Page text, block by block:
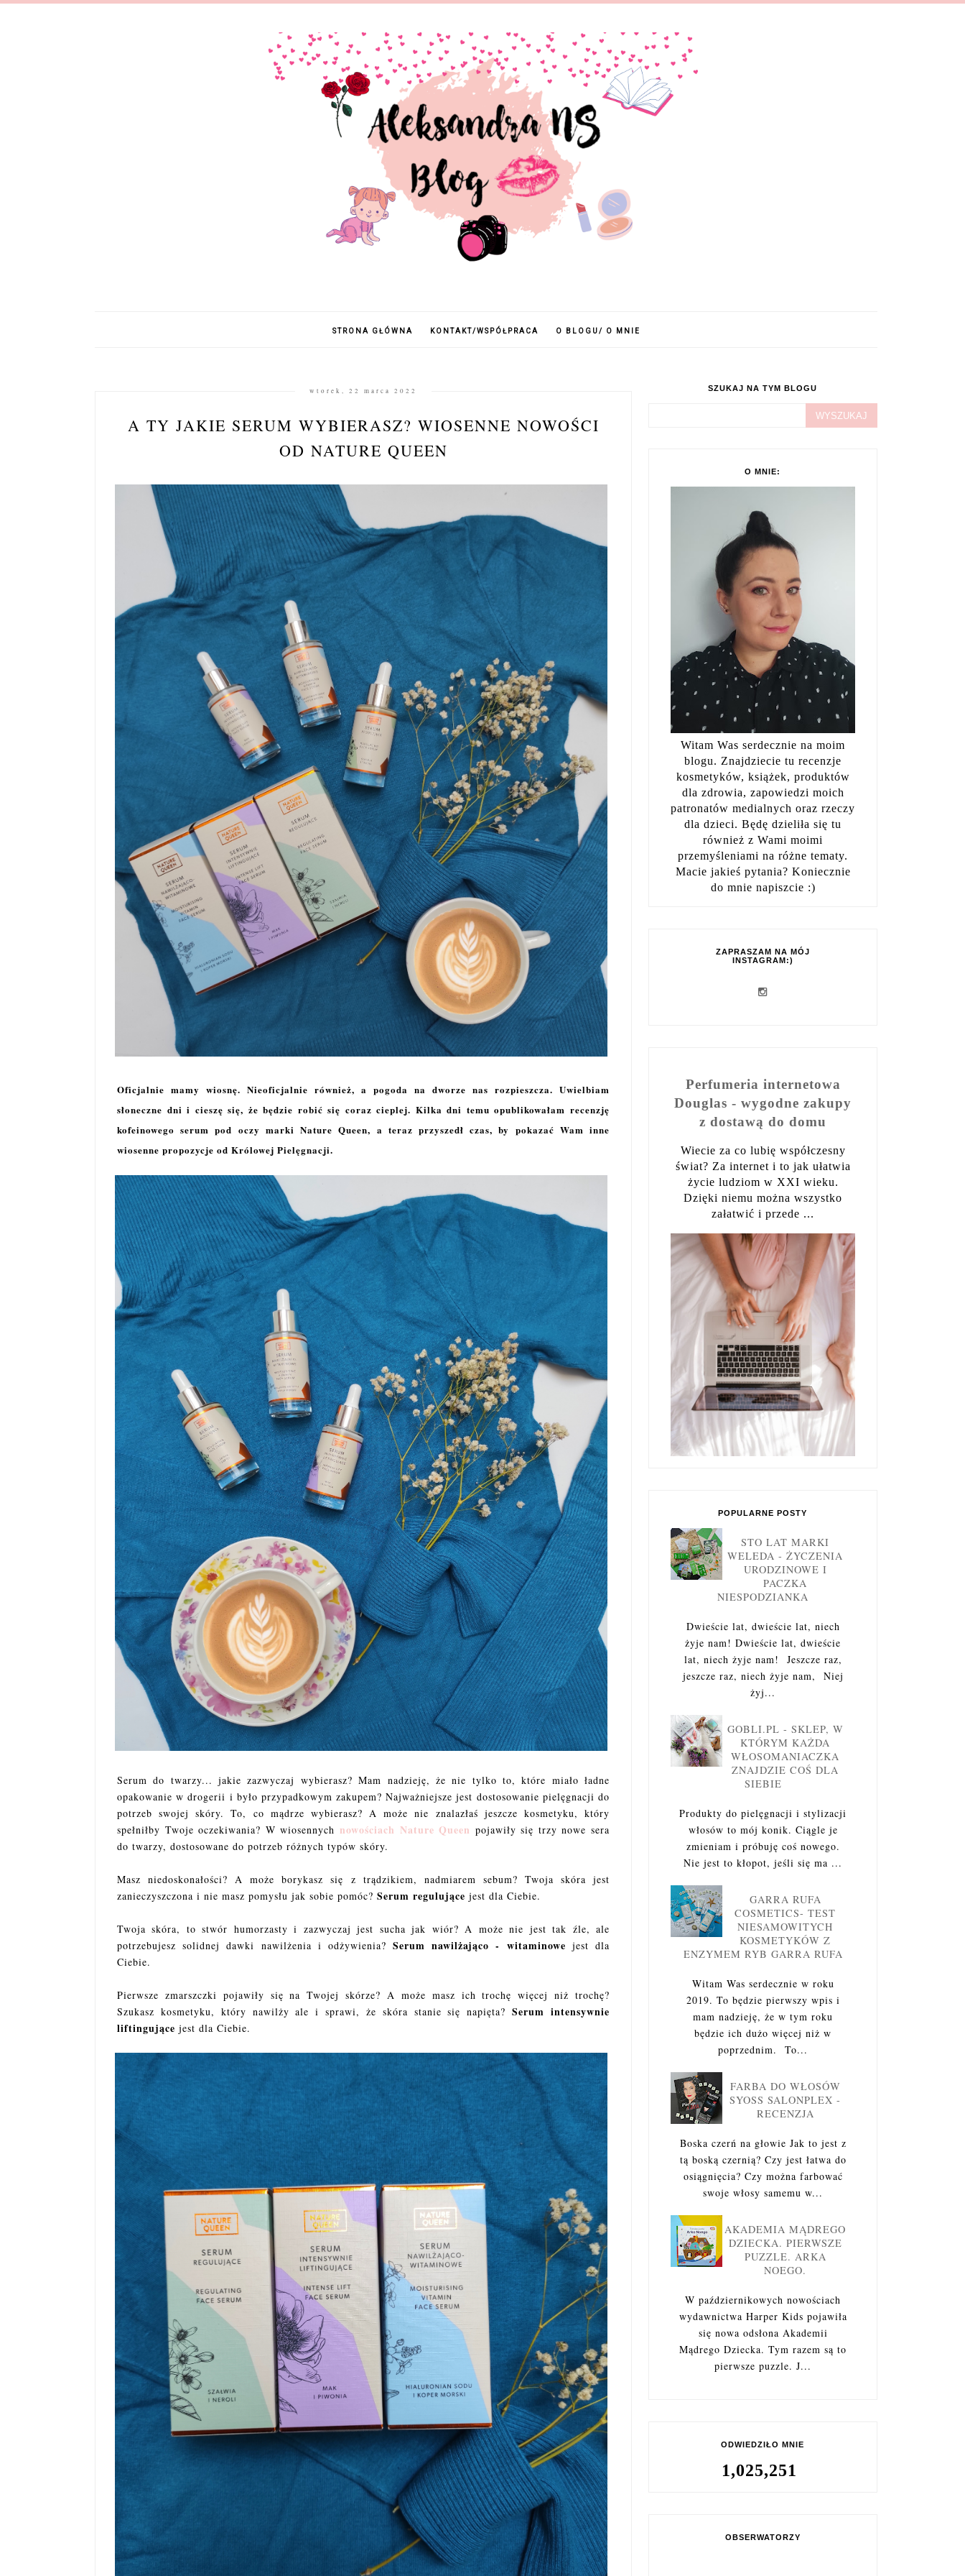
STRONA GŁÓWNA KONTAKT/WSPÓŁPRACA O BLOGU/ O MNIE
wtorek, 22 marca 2022
A TY JAKIE SERUM WYBIERASZ? WIOSENNE NOWOŚCI
OD NATURE QUEEN
Oficjalnie mamy wiosnę. Nieoficjalnie również, a pogoda na dworze nas rozpieszcza. Uwielbiam
słoneczne dni i cieszę się, że będzie robić się coraz cieplej. Kilka dni temu opublikowałam recenzję
kofeinowego serum pod oczy marki Nature Queen, a teraz przyszedł czas, by pokazać Wam inne
wiosenne propozycje od Królowej Pielęgnacji.
Serum do twarzy... jakie zazwyczaj wybierasz? Mam nadzieję, że nie tylko to, które miało ładne
opakowanie w drogerii i było przypadkowym zakupem? Najważniejsze jest dostosowanie pielęgnacji do
potrzeb swojej skóry. To, co mądrze wybierasz? A może nie znalazłaś jeszcze kosmetyku, który
spełniłby Twoje oczekiwania? W wiosennych nowościach Nature Queen pojawiły się trzy nowe sera
do twarzy, dostosowane do potrzeb różnych typów skóry.
Masz niedoskonałości? A może borykasz się z trądzikiem, nadmiarem sebum? Twoja skóra jest
zanieczyszczona i nie masz pomysłu jak sobie pomóc? Serum regulujące jest dla Ciebie.
Twoja skóra, to stwór humorzasty i zazwyczaj jest sucha jak wiór? A może nie jest tak źle, ale
potrzebujesz solidnej dawki nawilżenia i odżywienia?Serum nawilżająco - witaminowe jest dla
Ciebie.
Pierwsze zmarszczki pojawiły się na Twojej skórze? A może masz ich trochę więcej niż trochę?
Szukasz kosmetyku, który nawilży ale i sprawi, że skóra stanie się napięta?Serum intensywnie
liftingujące jest dla Ciebie.
SZUKAJ NA TYM BLOGU
O MNIE:
Witam Was serdecznie na moim
blogu. Znajdziecie tu recenzje
kosmetyków, książek, produktów
dla zdrowia, zapowiedzi moich
patronatów medialnych oraz rzeczy
dla dzieci. Będę dzieliła się tu
również z Wami moimi
przemyśleniami na różne tematy.
Macie jakieś pytania? Koniecznie
do mnie napiszcie :)
ZAPRASZAM NA MÓJ
INSTAGRAM:)
Perfumeria internetowa
Douglas - wygodne zakupy
z dostawą do domu
Wiecie za co lubię współczesny
świat? Za internet i to jak ułatwia
życie ludziom w XXI wieku.
Dzięki niemu można wszystko
załatwić i przede ...
POPULARNE POSTY
STO LAT MARKI
WELEDA - ŻYCZENIA
URODZINOWE I
PACZKA
NIESPODZIANKA
Dwieście lat, dwieście lat, niech
żyje nam! Dwieście lat, dwieście
lat, niech żyje nam! Jeszcze raz,
jeszcze raz, niech żyje nam, Niej
żyj...
GOBLI.PL - SKLEP, W
KTÓRYM KAŻDA
WŁOSOMANIACZKA
ZNAJDZIE COŚ DLA
SIEBIE
Produkty do pielęgnacji i stylizacji
włosów to mój konik. Ciągle je
zmieniam i próbuję coś nowego.
Nie jest to kłopot, jeśli się ma ...
GARRA RUFA
COSMETICS- TEST
NIESAMOWITYCH
KOSMETYKÓW Z
ENZYMEM RYB GARRA RUFA
Witam Was serdecznie w roku
2019. To będzie pierwszy wpis i
mam nadzieję, że w tym roku
będzie ich dużo więcej niż w
poprzednim. To...
FARBA DO WŁOSÓW
SYOSS SALONPLEX -
RECENZJA
Boska czerń na głowie Jak to jest z
tą boską czernią? Czy jest łatwa do
osiągnięcia? Czy można farbować
swoje włosy samemu w...
AKADEMIA MĄDREGO
DZIECKA. PIERWSZE
PUZZLE. ARKA
NOEGO.
W październikowych nowościach
wydawnictwa Harper Kids pojawiła
się nowa odsłona Akademii
Mądrego Dziecka. Tym razem są to
pierwsze puzzle. J...
ODWIEDZIŁO MNIE
1,025,251
OBSERWATORZY